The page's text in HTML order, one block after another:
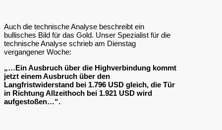
Auch die technische Analyse beschreibt ein
bullisches Bild für das Gold. Unser Spezialist für die
technische Analyse schrieb am Dienstag
vergangener Woche:
„…Ein Ausbruch über die Highverbindung kommt
jetzt einem Ausbruch über den
Langfristwiderstand bei 1.796 USD gleich, die Tür
in Richtung Allzeithoch bei 1.921 USD wird
aufgestoßen…“.